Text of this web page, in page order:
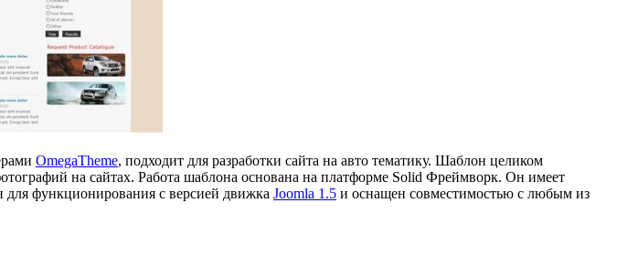
OmegaTheme, подходит для разработки сайта на авто тематику. Шаблон целиком
на сайтах. Работа шаблона основана на платформе Solid Фреймворк. Он имеет
функционирования с версией движка Joomla 1.5 и оснащен совместимостью с любым из